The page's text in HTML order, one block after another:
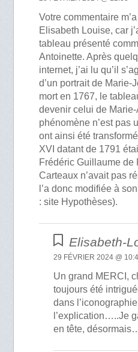
Votre commentaire
Elisabeth Louise, car
tableau présenté
Antoinette. Après
internet, j’ai lu qu’il
d’un portrait de Marie-
mort en 1767, le
devenir celui de
phénomène n’est pas
ont ainsi été
XVI datant de 1791
Frédéric Guillaume de
Carteaux n’avait pas
l’a donc modifiée à
: site Hypothèses).
Elisabeth-
29 FÉVRIER 2024 @
Un grand MERCI,
toujours été
dans
l’explication…..Je
en tête,